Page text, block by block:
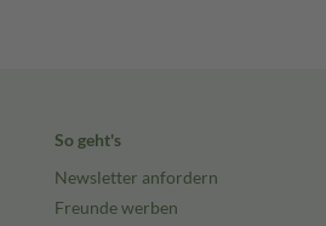
So geht's
Newsletter anfordern
Freunde werben